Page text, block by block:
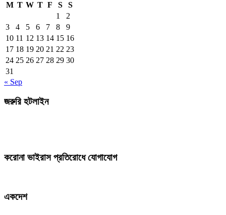
M T W T F S
S
1
2
3
4 5 6 7 8
9
10 11 12 13 14 15 16
17 18 19 20 21 22 23
24 25 26 27 28 29 30
31
« Sep
জরুরি হটলাইন
করোনা ভাইরাস প্রতিরোধে যোগাযোগ
একদেশ